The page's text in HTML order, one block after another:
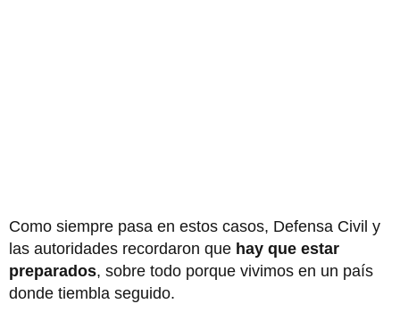
Como siempre pasa en estos casos, Defensa Civil y
las autoridades recordaron que hay que estar
preparados, sobre todo porque vivimos en un país
donde tiembla seguido.